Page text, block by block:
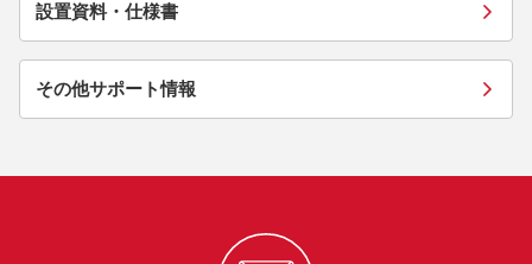
設置資料・仕様書
その他サポート情報